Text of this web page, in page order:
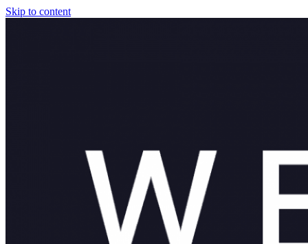
Skip to content